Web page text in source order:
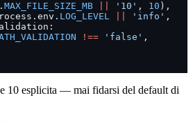
MAX_FILE_SIZE_MB '10' , 10 ),
LOG_LEVEL 'info' ,
!== 'false' ,
10 esplicita — mai fidarsi del default di